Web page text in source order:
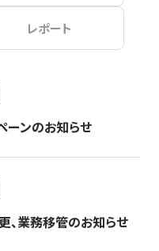
レポート
ンのお知らせ
、業務移管のお知らせ